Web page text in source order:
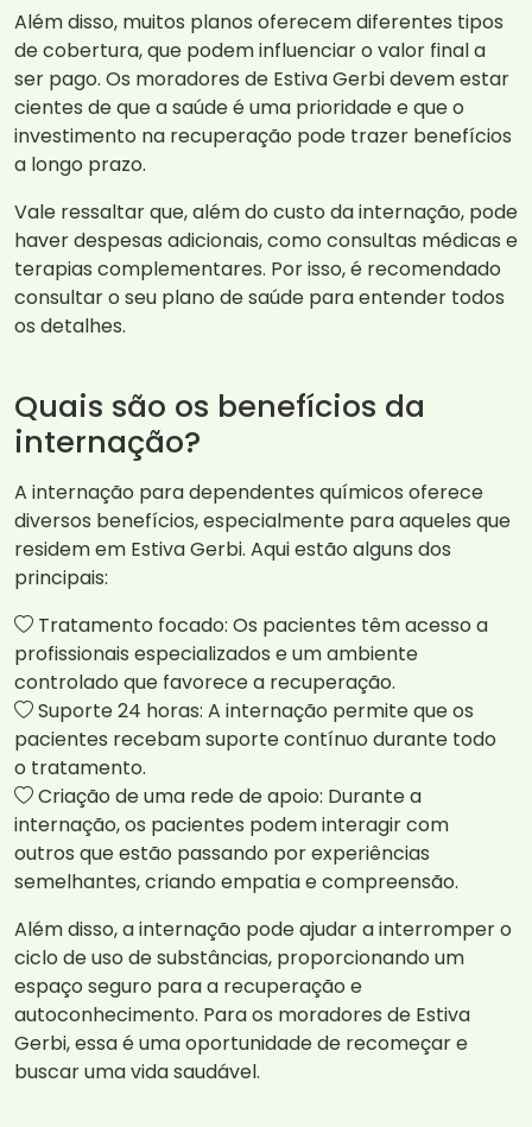
Além disso, muitos planos oferecem diferentes tipos
de cobertura, que podem influenciar o valor final a
ser pago. Os moradores de Estiva Gerbi devem estar
cientes de que a saúde é uma prioridade e que o
investimento na recuperação pode trazer benefícios
a longo prazo.
Vale ressaltar que, além do custo da internação, pode
haver despesas adicionais, como consultas médicas e
terapias complementares. Por isso, é recomendado
consultar o seu plano de saúde para entender todos
os detalhes.
Quais são os benefícios da
internação?
A internação para dependentes químicos oferece
diversos benefícios, especialmente para aqueles que
residem em Estiva Gerbi. Aqui estão alguns dos
principais:
Tratamento focado: Os pacientes têm acesso a
profissionais especializados e um ambiente
controlado que favorece a recuperação.
Suporte 24 horas: A internação permite que os
pacientes recebam suporte contínuo durante todo
o tratamento.
Criação de uma rede de apoio: Durante a
internação, os pacientes podem interagir com
outros que estão passando por experiências
semelhantes, criando empatia e compreensão.
Além disso, a internação pode ajudar a interromper o
ciclo de uso de substâncias, proporcionando um
espaço seguro para a recuperação e
autoconhecimento. Para os moradores de Estiva
Gerbi, essa é uma oportunidade de recomeçar e
buscar uma vida saudável.